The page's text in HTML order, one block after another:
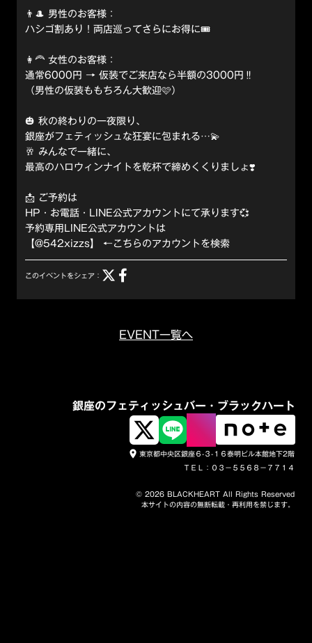
👨‍🎩 男性のお客様：
ハシゴ割あり！両店巡ってさらにお得に🎟️
👩‍🦰 女性のお客様：
通常6000円 → 仮装でご来店なら半額の3000円‼️
（男性の仮装ももちろん大歓迎🩷）
🎃 秋の終わりの一夜限り、
銀座がフェティッシュな狂宴に包まれる…💫
🥂 みんなで一緒に、
最高のハロウィンナイトを乾杯で締めくくりましょ❣️
📩 ご予約は
HP・お電話・LINE公式アカウントにて承ります💞
予約専用LINE公式アカウントは
【@542xizzs】 ←こちらのアカウントを検索
このイベントをシェア：
EVENT一覧へ
銀座のフェティッシュバー・ブラックハート
place 東京都中央区銀座６-３-１６泰明ビル本館地下2階
ＴＥＬ：０３－５５６８－７７１４
© 2026 BLACKHEART All Rights Reserved
本サイトの内容の無断転載・再利用を禁じます。